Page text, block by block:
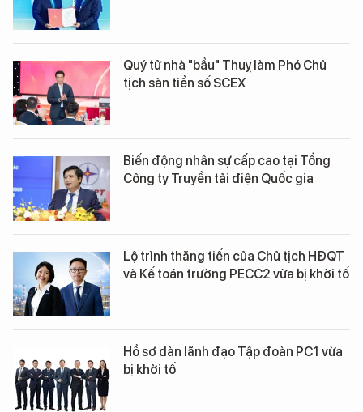
Quý tử nhà "bầu" Thuỵ làm Phó Chủ
tịch sàn tiền số SCEX
Biến động nhân sự cấp cao tại Tổng
Công ty Truyền tải điện Quốc gia
Lộ trình thăng tiến của Chủ tịch HĐQT
và Kế toán trưởng PECC2 vừa bị khởi tố
Hồ sơ dàn lãnh đạo Tập đoàn PC1 vừa
bị khởi tố